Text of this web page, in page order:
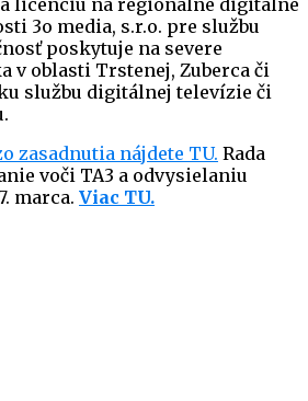
licenciu na regionálne digitálne
3o media, s.r.o. pre službu
poskytuje na severe
v oblasti Trstenej, Zuberca či
službu digitálnej televízie či
zasadnutia nájdete TU. Rada
voči TA3 a odvysielaniu
marca. Viac TU.